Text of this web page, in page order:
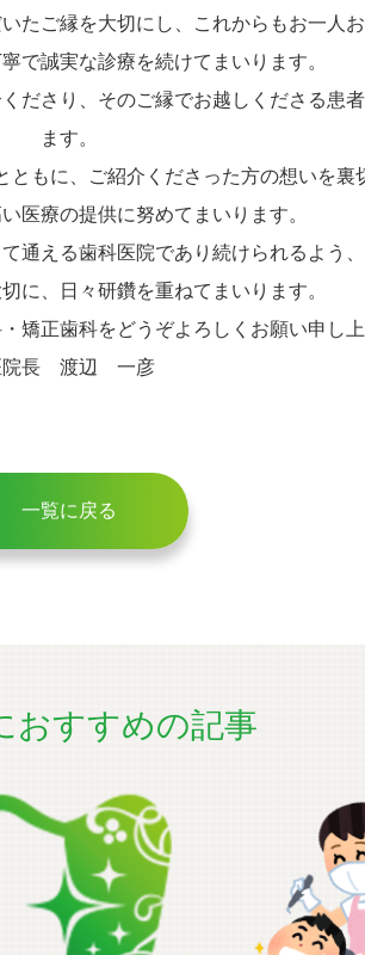
たご縁を大切にし、これからもお一人
で誠実な診療を続けてまいります。
ださり、そのご縁でお越しくださる患
ます。
もに、ご紹介くださった方の想いを裏
医療の提供に努めてまいります。
通える歯科医院であり続けられるよう
に、日々研鑽を重ねてまいります。
矯正歯科をどうぞよろしくお願い申し上
院長 渡辺 一彦
一覧に戻る
おすすめの記事